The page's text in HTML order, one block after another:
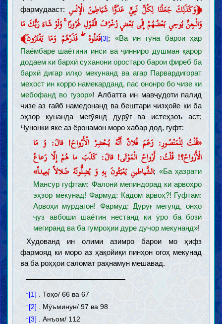
фармудааст:
﴿وَكَذَلِكَ جَعَلْنَا لِكُلِّ نَبِيٍّ عَدُوًّا شَيَاطِينَ الْإِنْسِ
وَالْجِنِّ يُوحِي بَعْضُهُمْ إِلَى بَعْضٍ زُخْرُفَ الْقَوْلِ غُرُورًا ۚ وَلَوْ شَاءَ رَبُّكَ مَا
فَعَلُوهُ ۖ فَذَرْهُمْ وَمَا يَفْتَرُونَ﴾ [3] ; «Ва ин гуна барои ҳар
Паёмбаре шаётини инси ва ҷинниро душман қарор
додаем ки бархӣ суханони оростаро барои фиреб ба
бархӣ дигар илқо мекунанд ва агар Парвардигорат
мехост ин корро намекарданд, пас ононро бо чизе ки
мебофанд во гузор»! Албатта ин мавҷудоти палид
чизе аз ғайб намедонанд ва бештари чизҳойе ки ба
эҳзор кунанда мегӯянд дурӯғ ва истеҳзоъ аст;
Чунонки яке аз ёронамон моро хабар дод, гуфт:
«قُلْتُ لِلْمَنْصُورِ: زَعَمَ فُلانٌ أَنَّهُ یُحْضِرُ الْأَرْواحَ! قالَ: وَ مَا
الْأَرْواحُ؟! قُلْتُ: أَرْواحُ الْمَوْتَى! قالَ: کَذَبَ ما هُمْ إِلّا رَعاعُ
الشَّیاطینِ یَعْبَثُونَ بِهِ وَ یُضِلُّونَهُ ضَلالاً بَعِیداً»; «Ба ҳазрати
Мансур гуфтам: Фалонӣ мепиндорад ки арвоҳро
эҳзор мекунад! Фармуд: Кадом арвоҳ?! Гуфтам:
Арвоҳи мурдагон! Фармуд: Дурӯғ мегӯяд, онҳо
ҷуз авбоши шаётин нестанд ки ӯро ба бозӣ
мегиранд ва ба гумроҳии дуре дучор мекунанд»!
Худованд ин олими азимро барои мо ҳифз
фармояд ки моро аз ҳақойиқи пинҳон огоҳ мекунад
ва ба роҳҳои саломат раҳнамун мешавад.
↑[1] . Тоҳо/ 66 ва 67
↑[2] . Мӯъминун/ 97 ва 98
↑[3] . Анъом/ 112
Шинохти Худованд (вуҷуд, сифот ва афъол)
Шинохти хулафоъи Худованд
Паёмбарон
Паёмбари хотам
Вежагиҳои Паёмбари хотам
Ёрон ва ҳамсарони Паёмбари хотам
Итрат ва аҳли байти Паёмбари хотам
Маҳдӣ
Вуҷуди Маҳдӣ ва вежагиҳои ӯ
Мансур ва наҳзати заминасозӣ барои зуҳури Маҳдӣ
Нишонаҳои зуҳури Маҳдӣ ва фитнаҳои охируззамон
Руҳ, Ҷин ва Фариштагон
Барзах, Қиёмат, Биҳишт ва Дӯзах
Раҷъат, Ҳулул ва Таносух
Шинохти имон ва куфр
Имон ва маротиби он
Куфр ва маротиби он
Адён, мазоҳиб ва фирқаҳо
Ахлоқ
Макорими ахлоқӣ
Тазкия ва таҳзиби нафс
Зикр, дуъо, таваккал ва тавассул
Тавба, истиғфор ва ҷуброни гузашта
Некӣ бо падар ва модар ва хешовандон
Иффат, ҳаё ва ғайрат
Адаб, гузашт ва фурӯ хӯрдани хашм
Разоъили ахлоқӣ